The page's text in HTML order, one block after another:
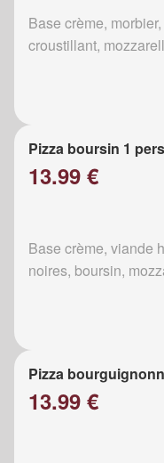
Base crème,
croustillant,
Pizza boursin 1 pers
13.99 €
Base crème, viande
noires, boursin,
Pizza
13.99 €